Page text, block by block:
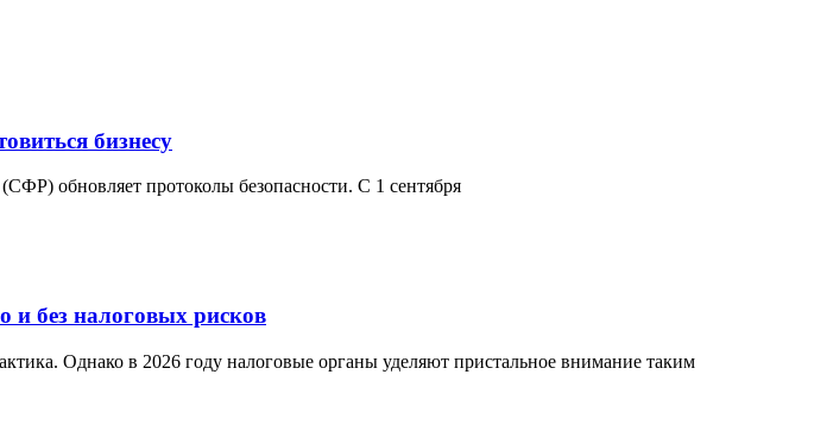
бизнесу
обновляет протоколы безопасности. С 1 сентября
и без налоговых рисков
Однако в 2026 году налоговые органы уделяют пристальное внимание таким